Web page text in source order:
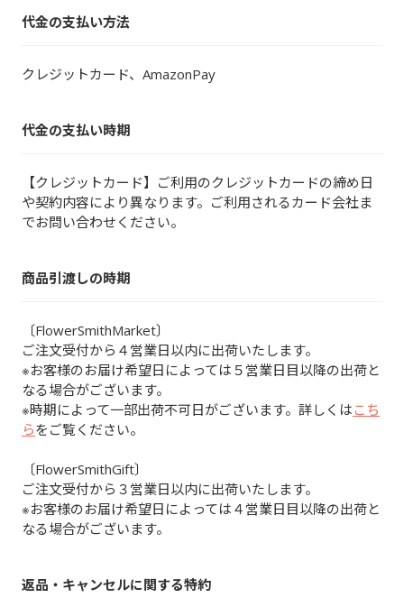
代金の支払い方法
クレジットカード、AmazonPay
代金の支払い時期
【クレジットカード】ご利用のクレジットカードの締め日
や契約内容により異なります。ご利用されるカード会社ま
でお問い合わせください。
商品引渡しの時期
〔FlowerSmithMarket〕
ご注文受付から４営業日以内に出荷いたします。
※お客様のお届け希望日によっては５営業日目以降の出荷と
なる場合がございます。
※時期によって一部出荷不可日がございます。詳しくは こち
らをご覧ください。
〔FlowerSmithGift〕
ご注文受付から３営業日以内に出荷いたします。
※お客様のお届け希望日によっては４営業日目以降の出荷と
なる場合がございます。
返品・キャンセルに関する特約